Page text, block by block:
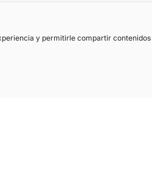
y permitirle compartir